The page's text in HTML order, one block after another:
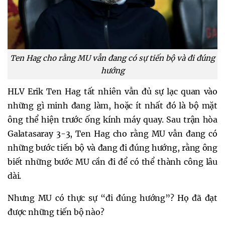
Ten Hag cho rằng MU vẫn đang có sự tiến bộ và đi đúng
hướng
HLV Erik Ten Hag tất nhiên vẫn đủ sự lạc quan vào
những gì minh đang làm, hoặc ít nhất đó là bộ mặt
ông thể hiện trước ống kính máy quay. Sau trận hòa
Galatasaray 3-3, Ten Hag cho rằng MU vẫn đang có
những bước tiến bộ và đang đi đúng hướng, rằng ông
biết những bước MU cần đi để có thể thành công lâu
dài.
Nhưng MU có thực sự “đi đúng hướng”? Họ đã đạt
được những tiến bộ nào?